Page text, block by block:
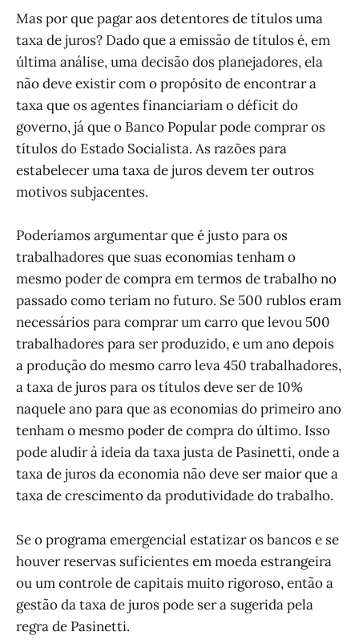
Mas por que pagar aos detentores de títulos uma
taxa de juros? Dado que a emissão de títulos é, em
última análise, uma decisão dos planejadores, ela
não deve existir com o propósito de encontrar a
taxa que os agentes financiariam o déficit do
governo, já que o Banco Popular pode comprar os
títulos do Estado Socialista. As razões para
estabelecer uma taxa de juros devem ter outros
motivos subjacentes.
Poderíamos argumentar que é justo para os
trabalhadores que suas economias tenham o
mesmo poder de compra em termos de trabalho no
passado como teriam no futuro. Se 500 rublos eram
necessários para comprar um carro que levou 500
trabalhadores para ser produzido, e um ano depois
a produção do mesmo carro leva 450 trabalhadores,
a taxa de juros para os títulos deve ser de 10%
naquele ano para que as economias do primeiro ano
tenham o mesmo poder de compra do último. Isso
pode aludir à ideia da taxa justa de Pasinetti, onde a
taxa de juros da economia não deve ser maior que a
taxa de crescimento da produtividade do trabalho.
Se o programa emergencial estatizar os bancos e se
houver reservas suficientes em moeda estrangeira
ou um controle de capitais muito rigoroso, então a
gestão da taxa de juros pode ser a sugerida pela
regra de Pasinetti.